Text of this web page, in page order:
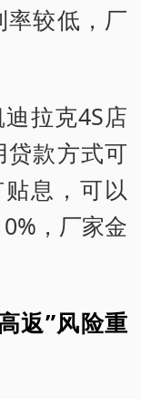
较低，厂
拉克4S店
款方式可
息，可以
，厂家金
返”风险重